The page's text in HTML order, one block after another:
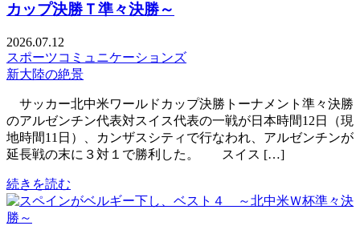
カップ決勝Ｔ準々決勝～
2026.07.12
スポーツコミュニケーションズ
新大陸の絶景
サッカー北中米ワールドカップ決勝トーナメント準々決勝
のアルゼンチン代表対スイス代表の一戦が日本時間12日（現
地時間11日）、カンザスシティで行なわれ、アルゼンチンが
延長戦の末に３対１で勝利した。 スイス […]
続きを読む